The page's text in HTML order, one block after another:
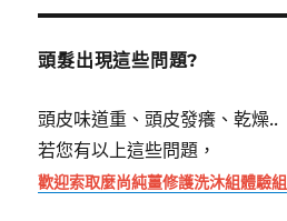
鍵
頭髮出現這些問題?
頭皮味道重、頭皮發癢、乾燥..
若您有以上這些問題，
歡迎索取麼尚純薑修護洗沐組體驗組